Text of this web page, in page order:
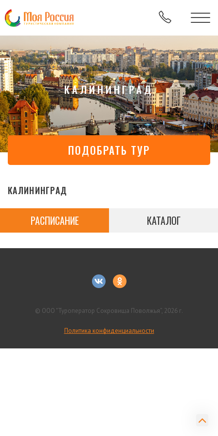
КАЛИНИНГРАД
ПОДОБРАТЬ ТУР
КАЛИНИНГРАД
РАСПИСАНИЕ КАТАЛОГ
© ООО "Туроператор Сокровища Поволжья”, 2026 г.
Политика конфиденциальности